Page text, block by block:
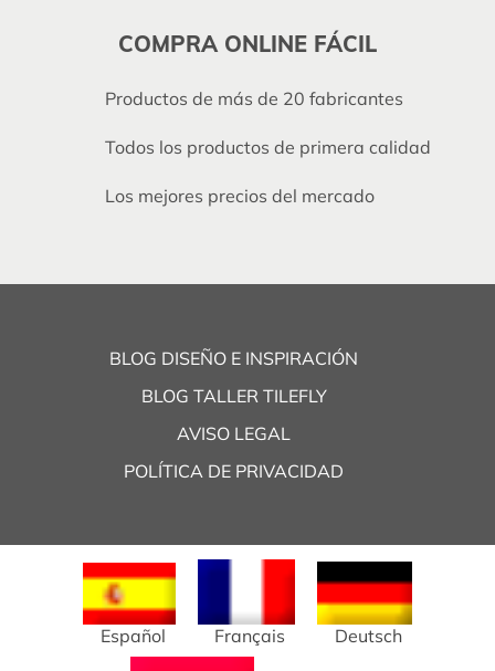
COMPRA ONLINE FÁCIL
Productos de más de 20 fabricantes
Todos los productos de primera calidad
Los mejores precios del mercado
BLOG DISEÑO E INSPIRACIÓN
BLOG TALLER TILEFLY
AVISO LEGAL
POLÍTICA DE PRIVACIDAD
Español Français Deutsch